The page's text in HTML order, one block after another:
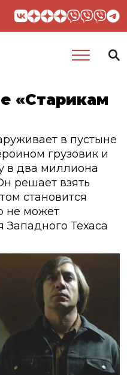
«Старикам
в пустыне
грузовик и
в два миллиона
решает взять
становится
не может
Западного Техаса